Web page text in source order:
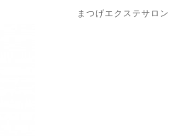
まつげエクステサロ